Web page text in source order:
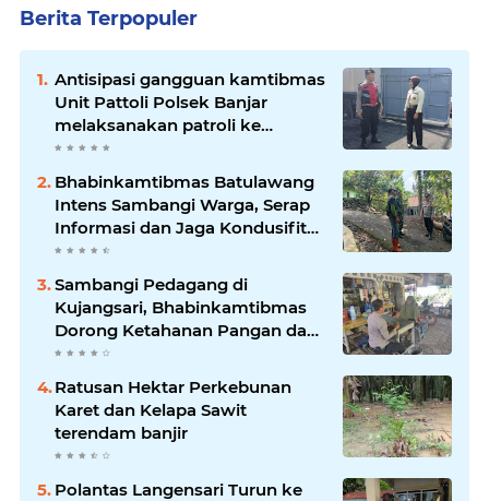
Berita Terpopuler
Antisipasi gangguan kamtibmas
Unit Pattoli Polsek Banjar
melaksanakan patroli ke
tempat-tempat keramaian di
wilayah hukum
Bhabinkamtibmas Batulawang
Intens Sambangi Warga, Serap
Informasi dan Jaga Kondusifitas
Lingkungan
Sambangi Pedagang di
Kujangsari, Bhabinkamtibmas
Dorong Ketahanan Pangan dan
Keamanan Lingkungan
Ratusan Hektar Perkebunan
Karet dan Kelapa Sawit
terendam banjir
Polantas Langensari Turun ke